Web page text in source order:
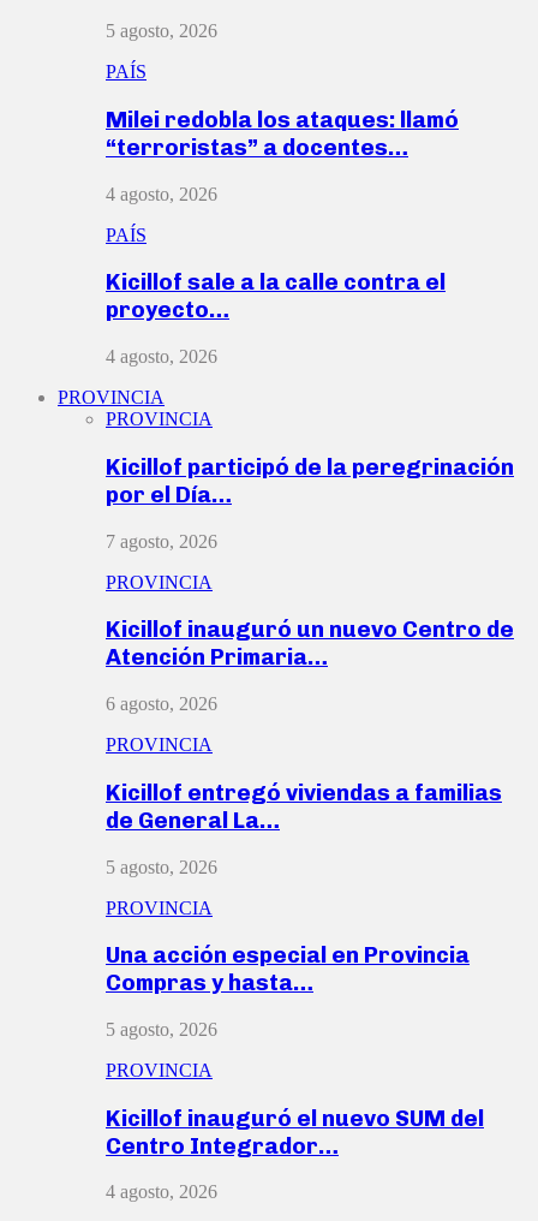
5 agosto, 2026
PAÍS
Milei redobla los ataques: llamó
“terroristas” a docentes…
4 agosto, 2026
PAÍS
Kicillof sale a la calle contra el
proyecto…
4 agosto, 2026
PROVINCIA
PROVINCIA
Kicillof participó de la peregrinación
por el Día…
7 agosto, 2026
PROVINCIA
Kicillof inauguró un nuevo Centro de
Atención Primaria…
6 agosto, 2026
PROVINCIA
Kicillof entregó viviendas a familias
de General La…
5 agosto, 2026
PROVINCIA
Una acción especial en Provincia
Compras y hasta…
5 agosto, 2026
PROVINCIA
Kicillof inauguró el nuevo SUM del
Centro Integrador…
4 agosto, 2026